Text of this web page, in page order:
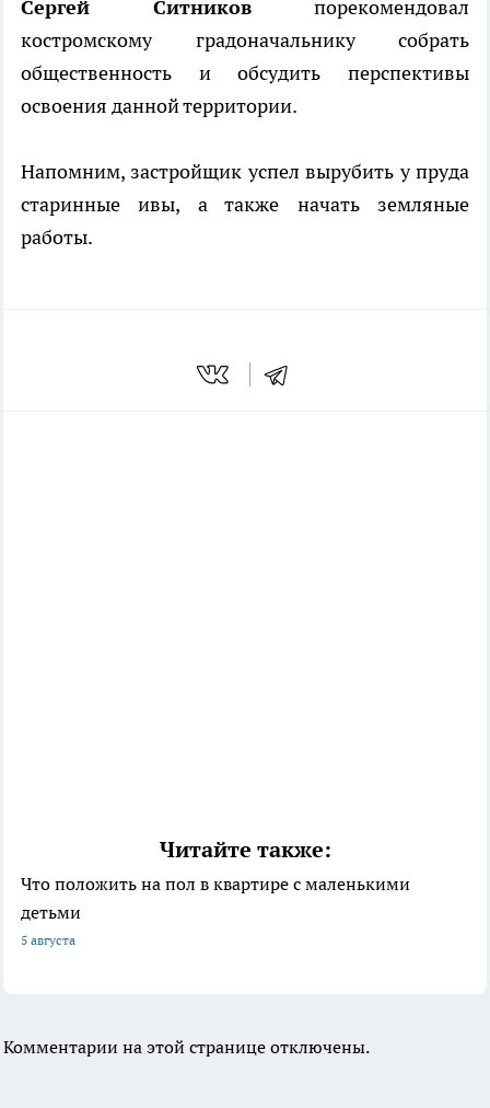
Сергей Ситников порекомендовал
костромскому градоначальнику собрать
общественность и обсудить перспективы
освоения данной территории.
Напомним, застройщик успел вырубить у пруда
старинные ивы, а также начать земляные
работы.
Читайте также:
Что положить на пол в квартире с маленькими
детьми
5 августа
Комментарии на этой странице отключены.